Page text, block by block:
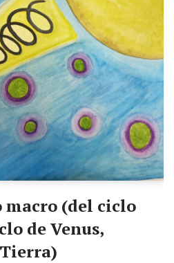
macro (del ciclo
de Venus,